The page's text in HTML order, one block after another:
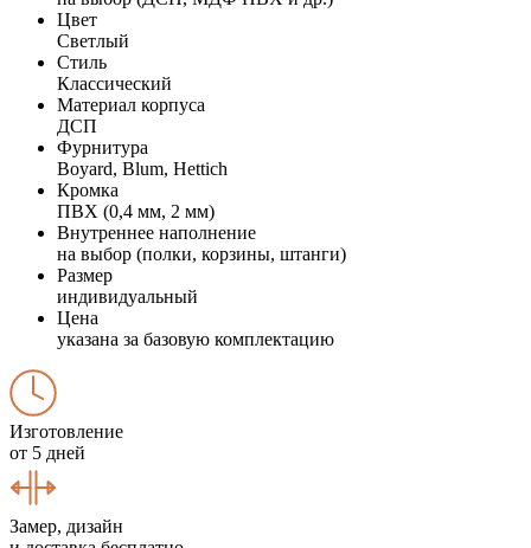
Цвет
Светлый
Стиль
Классический
Материал корпуса
ДСП
Фурнитура
Boyard, Blum, Hettich
Кромка
ПВХ (0,4 мм, 2 мм)
Внутреннее наполнение
на выбор (полки, корзины, штанги)
Размер
индивидуальный
Цена
указана за базовую комплектацию
Изготовление
от 5 дней
Замер, дизайн